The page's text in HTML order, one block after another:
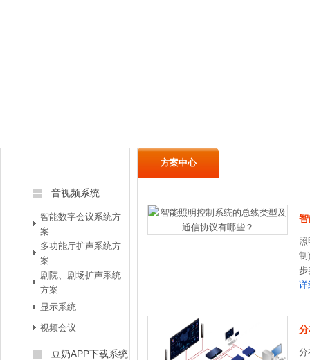
音视频系统
智能数字会议系统方
案
多功能厅扩声系统方
案
剧院、剧场扩声系统
方案
显示系统
视频会议
豆奶APP下载系统
方案中心
智
照
制
步
详
分